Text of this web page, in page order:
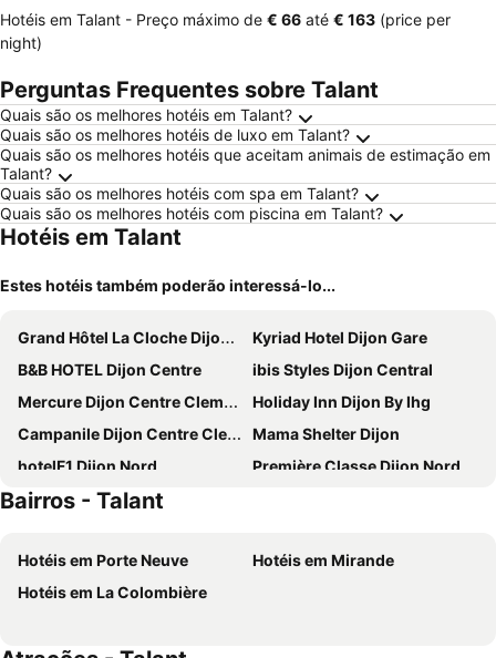
Hotéis em Talant - Preço máximo de ‎€ 66 até ‎€ 163 (price per
night)
Perguntas Frequentes sobre Talant
Quais são os melhores hotéis em Talant?
Quais são os melhores hotéis de luxo em Talant?
Quais são os melhores hotéis que aceitam animais de estimação em
Talant?
Quais são os melhores hotéis com spa em Talant?
Quais são os melhores hotéis com piscina em Talant?
Hotéis em Talant
Estes hotéis também poderão interessá-lo...
Grand Hôtel La Cloche Dijon - MGallery Collection
Kyriad Hotel Dijon Gare
B&B HOTEL Dijon Centre
ibis Styles Dijon Central
Mercure Dijon Centre Clemenceau
Holiday Inn Dijon By Ihg
Campanile Dijon Centre Clemenceau
Mama Shelter Dijon
hotelF1 Dijon Nord
Première Classe Dijon Nord - Zénith
Novotel Dijon Sud
Aloft by Marriott Dijon
Ibis budget Dijon Centre Clemenceau
Campanile Dijon Nord - Toison D'or
Bairros - Talant
Hotéis em Porte Neuve
Hotéis em Mirande
Hotéis em La Colombière